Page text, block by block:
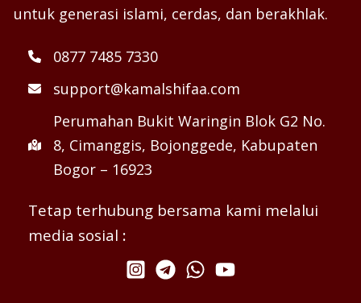
untuk generasi islami, cerdas, dan berakhlak.
0877 7485 7330
support@kamalshifaa.com
Perumahan Bukit Waringin Blok G2 No.
8, Cimanggis, Bojonggede, Kabupaten
Bogor – 16923
Tetap terhubung bersama kami melalui
media sosial :